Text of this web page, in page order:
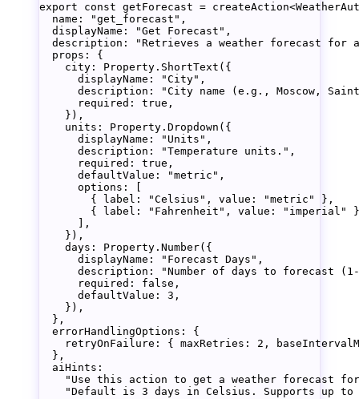
export const getForecast = createAction<
  name:
"get_forecast" ,
  displayName:
"Get Forecast" ,
  description:
"Retrieves a weather forecast for
  props: {
    city: Property.
ShortText ({
      displayName:
"City" ,
      description:
"City name (e.g., Moscow,
      required:
true ,
    }),
    units: Property.
Dropdown ({
      displayName:
"Units" ,
      description:
"Temperature units." ,
      required:
true ,
      defaultValue:
"metric" ,
      options: [
        { label:
"Celsius" , value: "metric"
},
        { label:
"Fahrenheit" , value: "imperial"
      ],
    }),
    days: Property.
Number({
      displayName:
"Forecast Days" ,
      description:
"Number of days to forecast
      required:
false ,
      defaultValue:
3 ,
    }),
  },
  errorHandlingOptions: {
    retryOnFailure: { maxRetries:
2 ,
  },
  aiHints:
"Use this action to get a weather forecast
"Default is 3 days in Celsius. Supports up to